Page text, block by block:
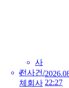
전
체
사
회
사
건/
사 22:27